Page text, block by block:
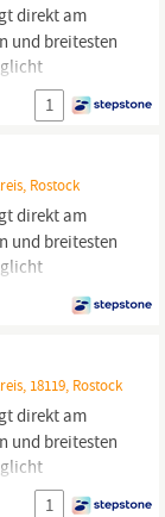
direkt am
und breitesten
allen 338
und
1
Rostock
direkt am
und breitesten
allen 338
und
und
18119, Rostock
direkt am
und breitesten
allen 338
1